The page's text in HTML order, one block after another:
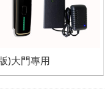
)大門專用